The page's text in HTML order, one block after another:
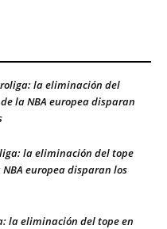
la eliminación del
la NBA europea disparan
la eliminación del tope
europea disparan los
la eliminación del tope en